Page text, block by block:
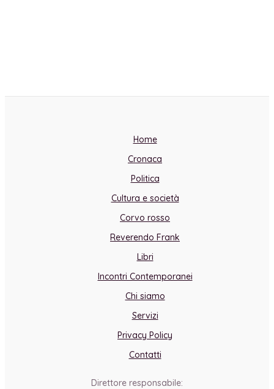
Home
Cronaca
Politica
Cultura e società
Corvo rosso
Reverendo Frank
Libri
Incontri Contemporanei
Chi siamo
Servizi
Privacy Policy
Contatti
Direttore responsabile: